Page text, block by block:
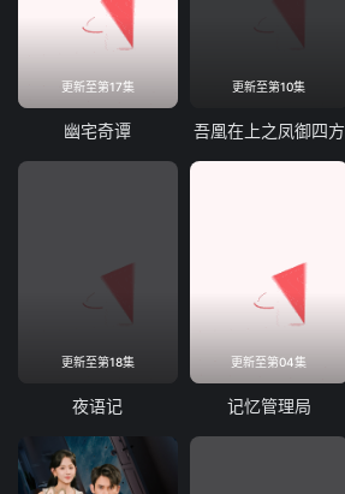
更新至第17集
幽宅奇谭
更新至第10集
吾凰在上之凤御四方
更新至第18集
夜语记
更新至第04集
记忆管理局